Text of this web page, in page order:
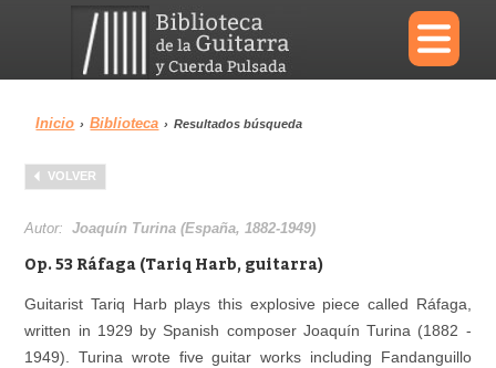
×
Menu
Biblioteca Diccionario
Área personal Reproductor
Inicio › Biblioteca › Resultados búsqueda
VOLVER
Autor:Joaquín Turina (España, 1882-1949)
Op. 53 Ráfaga (Tariq Harb, guitarra)
Guitarist Tariq Harb plays this explosive piece called Ráfaga,
written in 1929 by Spanish composer Joaquín Turina (1882 -
1949). Turina wrote five guitar works including Fandanguillo